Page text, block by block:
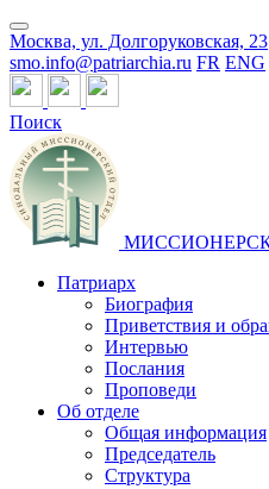
Москва, ул. Долгоруковская, 23
smo.info@patriarchia.ru FR ENG
Поиск
Патриарх
Биография
Приветствия и
Интервью
Послания
Проповеди
Об отделе
Общая информация
Председатель
Структура